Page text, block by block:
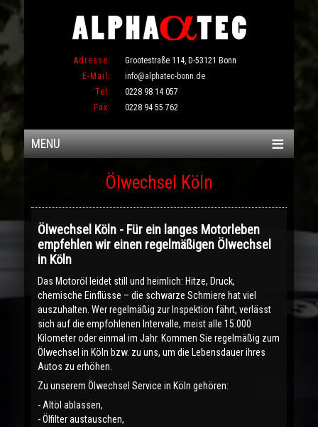
Grootestraße 114, D-53121 Bonn
info@alphatec-bonn.de
0228 98 14 057
0228 94 55 762
Adresse:
E-Mail:
Tel:
Fax:
MENU
Ölwechsel Köln
Ölwechsel Köln - Für ein langes Motorleben
empfehlen wir einen regelmäßigen Ölwechsel
in Köln
Das Motoröl leidet still und heimlich: Hitze, Druck,
chemische Einflüsse – die schwarze Schmiere hat viel
auszuhalten. Wer regelmäßig zur Inspektion fährt, verlässt
sich auf die empfohlenen Intervalle, meist alle 15.000
Kilometer oder einmal im Jahr. Kommen Sie regelmäßig zum
Ölwechsel in Köln bzw. zu uns, um die Lebensdauer ihres
Autos zu erhöhen.
Zu unserem Ölwechsel Service in Köln gehören:
- Altöl ablassen,
- Ölfilter austauschen,